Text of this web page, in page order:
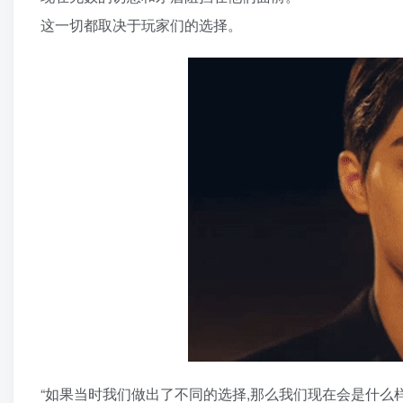
这一切都取决于玩家们的选择。
“如果当时我们做出了不同的选择,那么我们现在会是什么